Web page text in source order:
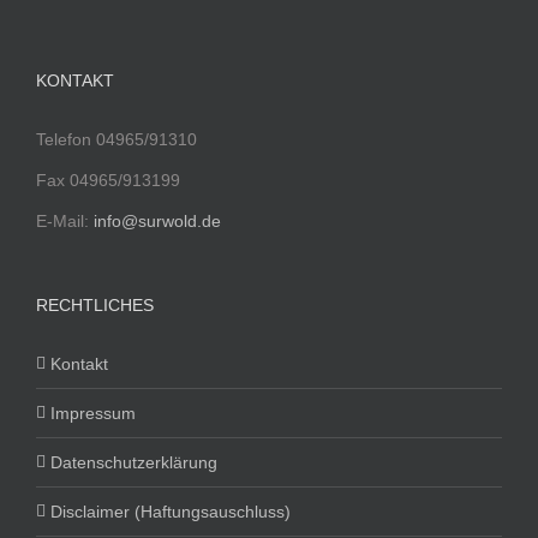
KONTAKT
Telefon 04965/91310
Fax 04965/913199
E-Mail: info@surwold.de
RECHTLICHES
Kontakt
Impressum
Datenschutzerklärung
Disclaimer (Haftungsauschluss)